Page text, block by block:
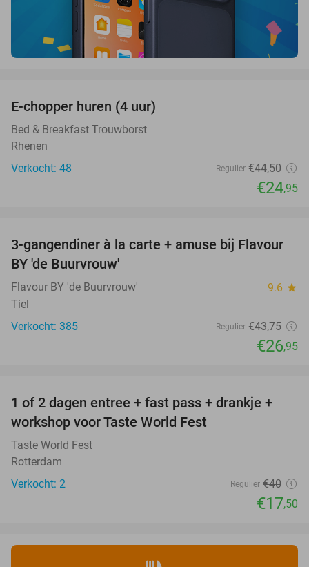
E-chopper huren (4 uur)
Bed & Breakfast Trouwborst
Rhenen
Verkocht: 48
Regulier €44,50
€24,95
38%
3-gangendiner à la carte + amuse bij Flavour
BY 'de Buurvrouw'
Flavour BY 'de Buurvrouw' 9.6 star
Tiel
Verkocht: 385
Regulier €43,75
€26,95
56%
TODAY
1 of 2 dagen entree + fast pass + drankje +
workshop voor Taste World Fest
Taste World Fest
Rotterdam
Verkocht: 2
Regulier €40
€17,50